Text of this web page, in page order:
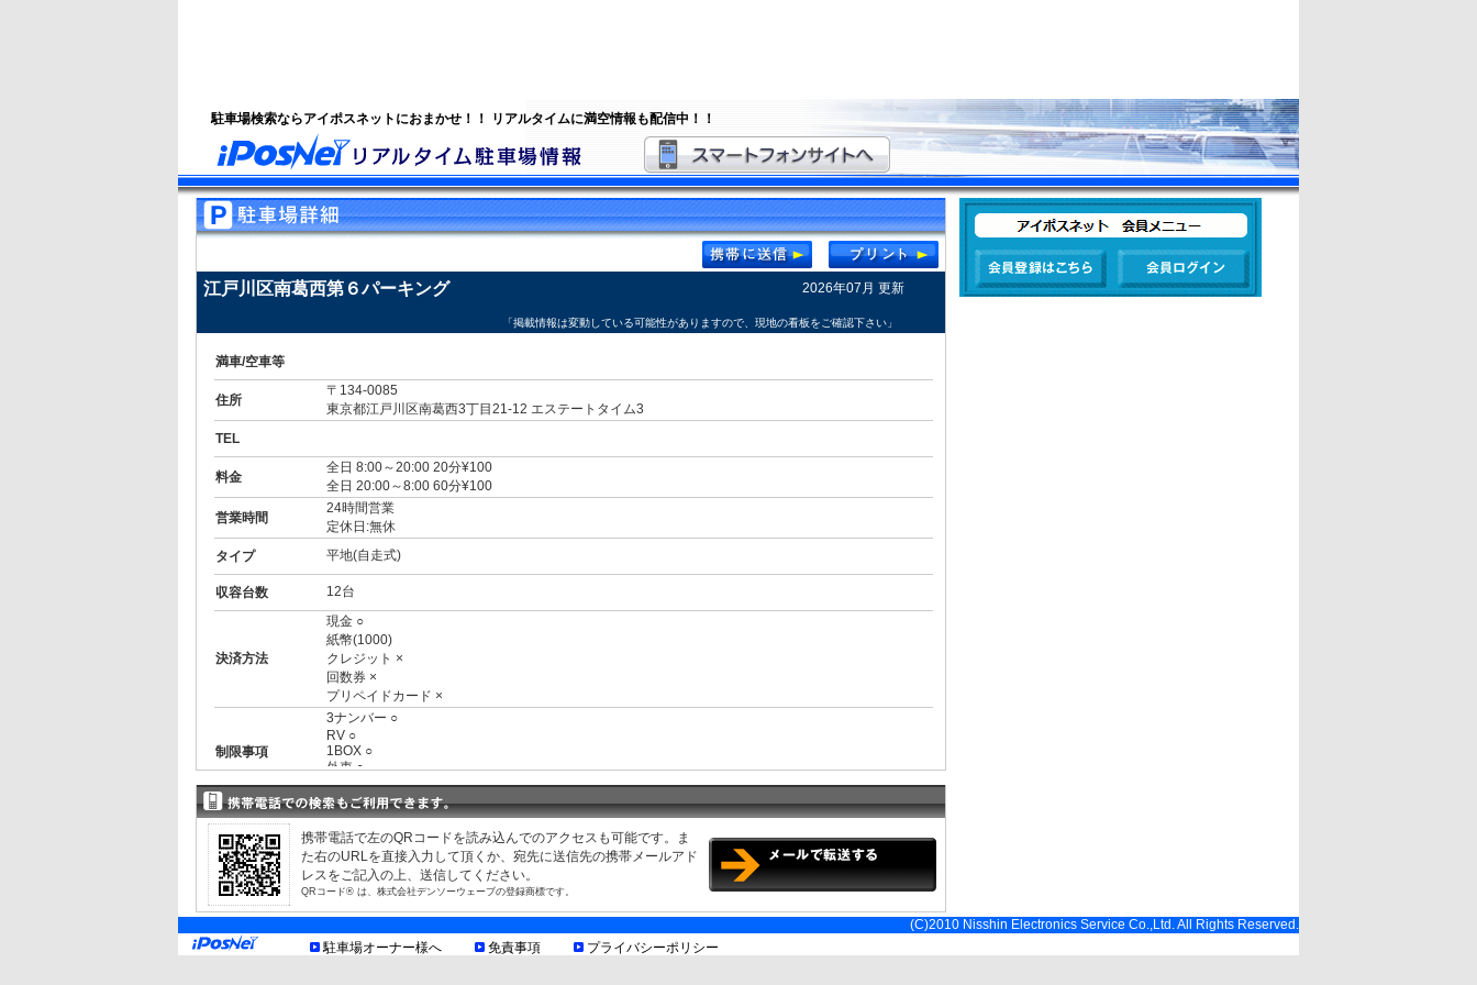
駐車場検索ならアイポスネットにおまかせ！！ リアルタイムに満空情報も配信中！！
江戸川区南葛西第６パーキング 2026年07月 更新
「掲載情報は変動している可能性がありますので、現地の看板をご確認下さい」
満車/空車等
住所
〒134-0085
東京都江戸川区南葛西3丁目21-12 エステートタイム3
TEL
料金
全日 8:00～20:00 20分¥100
全日 20:00～8:00 60分¥100
営業時間
24時間営業
定休日:無休
タイプ
平地(自走式)
収容台数 12台
決済方法
現金 ○
紙幣(1000)
クレジット ×
回数券 ×
プリペイドカード ×
制限事項
3ナンバー ○
RV ○
1BOX ○
外車 ○
制限情報については駐車場の利用規約に順じます。詳細は現地でご確認ください
お知らせ
携帯電話で左のQRコードを読み込んでのアクセスも可能です。ま
た右のURLを直接入力して頂くか、宛先に送信先の携帯メールアド
レスをご記入の上、送信してください。
QRコード® は、株式会社デンソーウェーブの登録商標です。
(C)2010 Nisshin Electronics Service Co.,Ltd. All Rights Reserved.
駐車場オーナー様へ
免責事項 プライバシーポリシー